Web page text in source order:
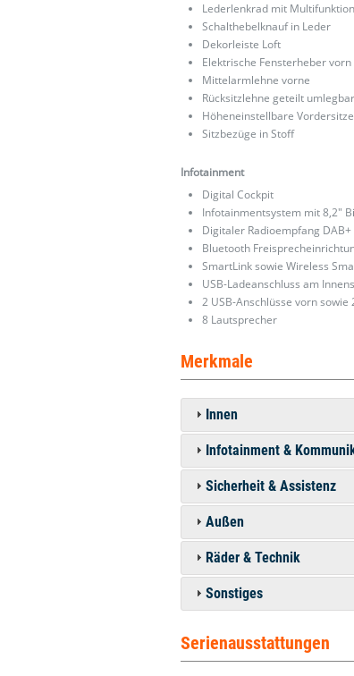
Lederlenkrad mit
Schalthebelknauf in Leder
Dekorleiste Loft
Elektrische Fensterheber
Mittelarmlehne vorne
Rücksitzlehne geteilt umlegbar
Höheneinstellbare Vordersitze
Sitzbezüge in Stoff
Infotainment
Digital Cockpit
Infotainmentsystem mit 8,2"
Digitaler Radioempfang DAB+
Bluetooth
SmartLink sowie Wireless
USB-Ladeanschluss am
2 USB-Anschlüsse vorn
8 Lautsprecher
Merkmale
Innen
Infotainment &
Sicherheit & Assistenz
Außen
Räder & Technik
Sonstiges
Serienausstattungen